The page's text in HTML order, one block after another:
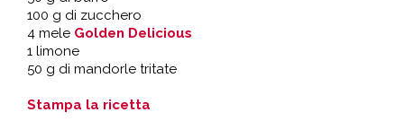
100 g di zucchero
4 mele Golden Delicious
1 limone
50 g di mandorle tritate
Stampa la ricetta